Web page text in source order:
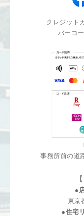
クレジット
バーコ
事務所前の道
●
東京
●住宅